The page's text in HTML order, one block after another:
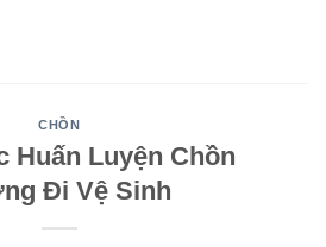
CHỒN
Huấn Luyện Chồn
Đi Vệ Sinh